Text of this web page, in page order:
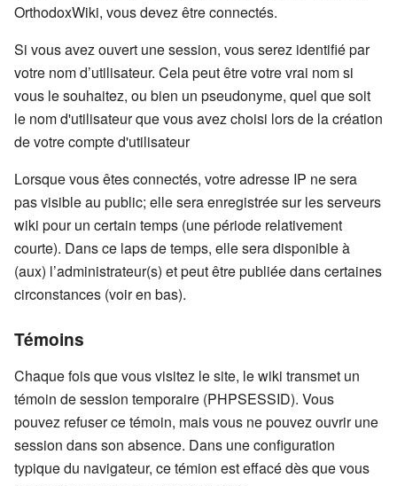
OrthodoxWiki, vous devez être connectés.
Si vous avez ouvert une session, vous serez identifié par
votre nom d’utilisateur. Cela peut être votre vrai nom si
vous le souhaitez, ou bien un pseudonyme, quel que soit
le nom d'utilisateur que vous avez choisi lors de la création
de votre compte d'utilisateur
Lorsque vous êtes connectés, votre adresse IP ne sera
pas visible au public; elle sera enregistrée sur les serveurs
wiki pour un certain temps (une période relativement
courte). Dans ce laps de temps, elle sera disponible à
(aux) l’administrateur(s) et peut être publiée dans certaines
circonstances (voir en bas).
Témoins
Chaque fois que vous visitez le site, le wiki transmet un
témoin de session temporaire (PHPSESSID). Vous
pouvez refuser ce témoin, mais vous ne pouvez ouvrir une
session dans son absence. Dans une configuration
typique du navigateur, ce témion est effacé dès que vous